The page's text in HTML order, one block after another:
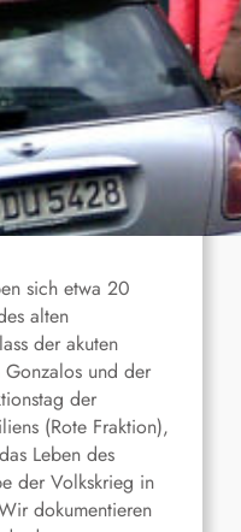
sich etwa 20
alten
der akuten
Gonzalos und der
der
(Rote Fraktion),
Leben des
der Volkskrieg in
dokumentieren